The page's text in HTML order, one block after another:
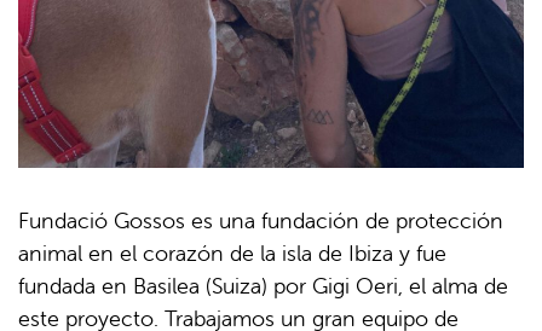
Fundació Gossos es una fundación de protección
animal en el corazón de la isla de Ibiza y fue
fundada en Basilea (Suiza) por Gigi Oeri, el alma de
este proyecto. Trabajamos un gran equipo de